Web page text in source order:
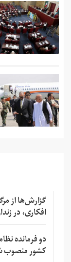
گزارش‌ها از
افکاری، در
دو فرمانده
کشور منصوب